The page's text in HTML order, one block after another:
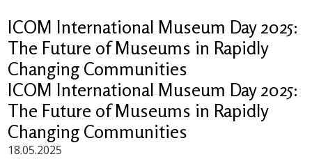
ICOM International Museum Day 2025:
The Future of Museums in Rapidly
Changing Communities
ICOM International Museum Day 2025:
The Future of Museums in Rapidly
Changing Communities
18.05.2025